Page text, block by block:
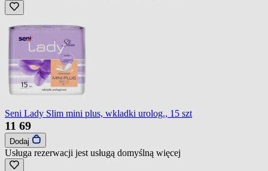
Seni Lady Slim mini plus, wkladki urolog., 15 szt
11 69
Dodaj
Usługa rezerwacji jest usługą domyślną więcej